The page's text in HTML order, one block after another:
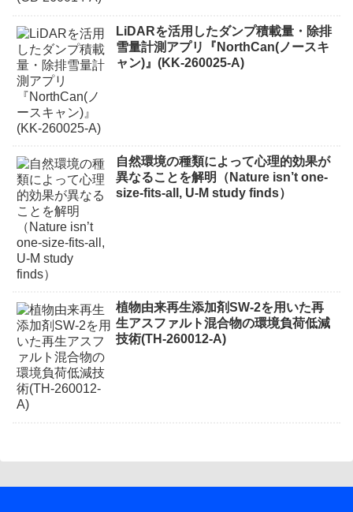
LiDARを活用したダンプ積載量・除排
雪量計測アプリ『NorthCan(ノースキ
ャン)』(KK-260025-A)
自然環境の種類によって心理的効果が
異なることを解明（Nature isn’t one-
size-fits-all, U-M study finds）
植物由来再生添加剤SW-2を用いた再
生アスファルト混合物の環境負荷低減
技術(TH-260012-A)